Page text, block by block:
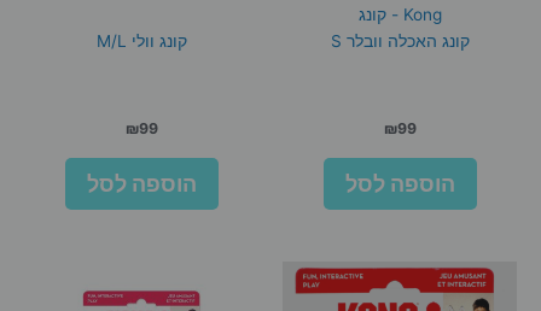
Kong - קונג
קונג האכלה וובלר S
₪99
הוספה לסל
קונג וולי M/L
₪99
הוספה לסל